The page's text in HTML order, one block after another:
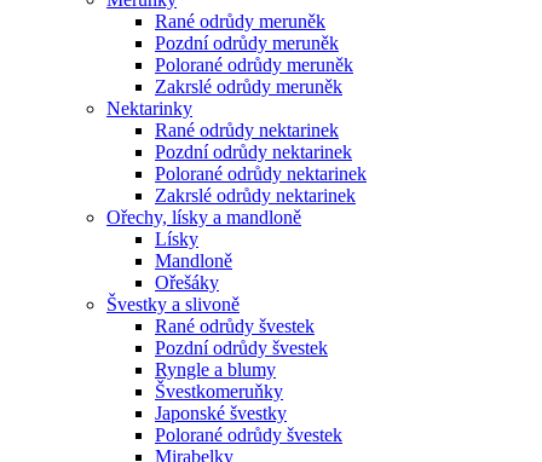
Rané odrůdy meruněk
Pozdní odrůdy meruněk
Polorané odrůdy meruněk
Zakrslé odrůdy meruněk
Nektarinky
Rané odrůdy nektarinek
Pozdní odrůdy nektarinek
Polorané odrůdy nektarinek
Zakrslé odrůdy nektarinek
Ořechy, lísky a mandloně
Lísky
Mandloně
Ořešáky
Švestky a slivoně
Rané odrůdy švestek
Pozdní odrůdy švestek
Ryngle a blumy
Švestkomeruňky
Japonské švestky
Polorané odrůdy švestek
Mirabelky